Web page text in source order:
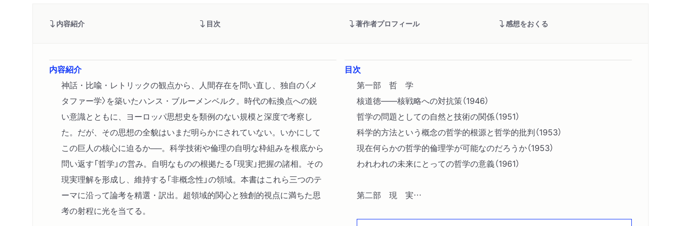
内容紹介 目次 著作者プロフィール 感想をおくる
内容紹介
神話・比喩・レトリックの観点から、人間存在を問い直し、独自の〈メ
タファー学〉を築いたハンス・ブルーメンベルク。時代の転換点への鋭
い意識とともに、ヨーロッパ思想史を類例のない規模と深度で考察し
た。だが、その思想の全貌はいまだ明らかにされていない。いかにして
この巨人の核心に迫るか──。科学技術や倫理の自明な枠組みを根底から
問い返す「哲学」の営み。自明なものの根拠たる「現実」把握の諸相。その
現実理解を形成し、維持する「非概念性」の領域。本書はこれら三つのテ
ーマに沿って論考を精選・訳出。超領域的関心と独創的視点に満ちた思
考の射程に光を当てる。
目次
第一部 哲 学
核道徳――核戦略への対抗策（1946）
哲学の問題としての自然と技術の関係（1951）
科学的方法という概念の哲学的根源と哲学的批判（1953）
現在何らかの哲学的倫理学が可能なのだろうか（1953）
われわれの未来にとっての哲学の意義（1961）
第二部 現 実